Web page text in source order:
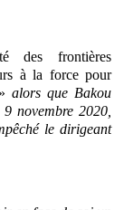
des frontières
à la force pour
alors que Bakou
novembre 2020,
le dirigeant